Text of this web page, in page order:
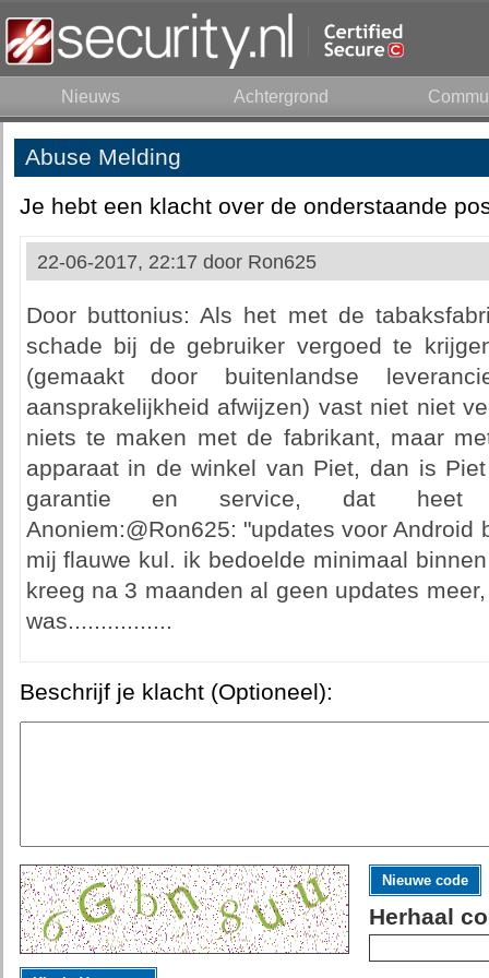
Nieuws Achtergrond
Abuse Melding
Je hebt een klacht over de onderstaande
22-06-2017, 22:17 door Ron625
Door buttonius: Als het met de
schade bij de gebruiker vergoed te
(gemaakt door buitenlandse
aansprakelijkheid afwijzen) vast niet niet
niets te maken met de fabrikant, maar
apparaat in de winkel van Piet, dan is
garantie en service, dat heet
Anoniem:@Ron625: "updates voor Android
mij flauwe kul. ik bedoelde minimaal
kreeg na 3 maanden al geen updates
was................
Beschrijf je klacht (Optioneel):
Nieuwe code
Herhaal